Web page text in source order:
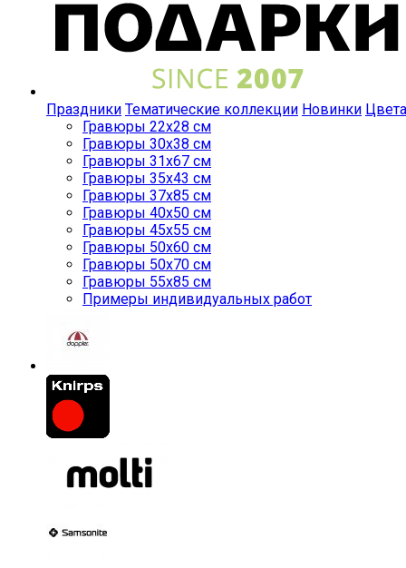
Праздники Тематические коллекции Новинки Цвета
Гравюры 22x28 см
Гравюры 30x38 см
Гравюры 31x67 см
Гравюры 35x43 см
Гравюры 37x85 см
Гравюры 40x50 см
Гравюры 45x55 см
Гравюры 50x60 см
Гравюры 50x70 см
Гравюры 55x85 см
Примеры индивидуальных работ